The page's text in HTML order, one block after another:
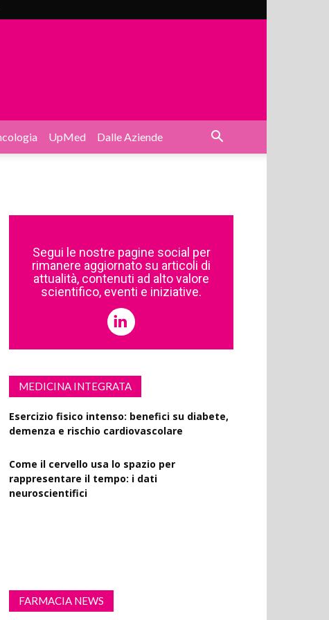
UpMed Dalle Aziende
Segui le nostre pagine social per
rimanere aggiornato su articoli di
attualità, contenuti ad alto valore
scientifico, eventi e iniziative.
MEDICINA INTEGRATA
Esercizio fisico intenso: benefici su diabete,
demenza e rischio cardiovascolare
Come il cervello usa lo spazio per
rappresentare il tempo: i dati
neuroscientifici
FARMACIA NEWS